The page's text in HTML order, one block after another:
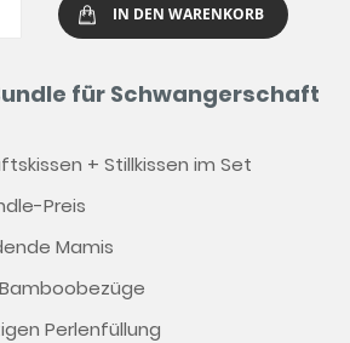
IN DEN WARENKORB
für Schwangerschaft
+ Stillkissen im Set
Preis
Mamis
Perlenfüllung